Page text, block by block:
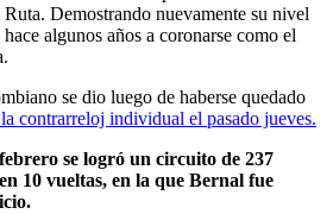
Demostrando nuevamente su nivel
algunos años a coronarse como el
se dio luego de haberse quedado
contrarreloj individual el pasado jueves.
se logró un circuito de 237
10 vueltas, en la que Bernal fue